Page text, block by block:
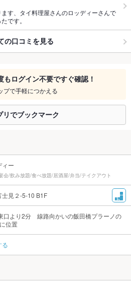
す、タイ料理屋さんのロッディーさんで
です。
の口コミを見る
もログイン不要ですぐ確認！
プで手軽につかえる
リでブックマーク
ー
会/飲み放題/食べ放題/居酒屋/弁当/テイクアウト
見２-5-10 B1F
口より2分 線路向かいの飯田橋プラーノの
位置
る